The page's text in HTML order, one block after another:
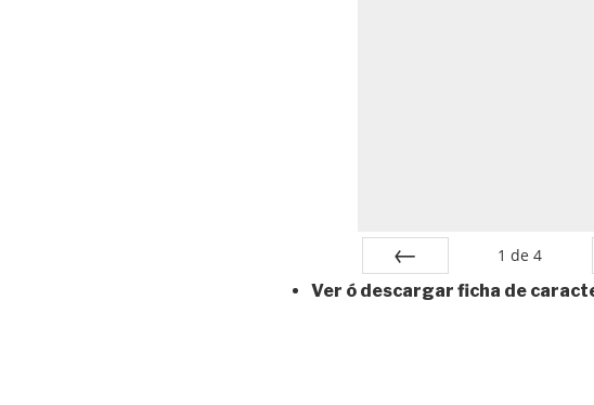
Anterior
1 de 4
Ver ó descargar ficha de